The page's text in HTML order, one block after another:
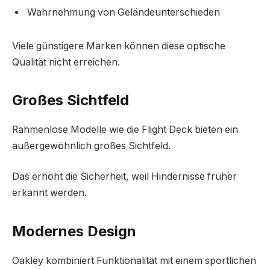
Wahrnehmung von Geländeunterschieden
Viele günstigere Marken können diese optische
Qualität nicht erreichen.
Großes Sichtfeld
Rahmenlose Modelle wie die Flight Deck bieten ein
außergewöhnlich großes Sichtfeld.
Das erhöht die Sicherheit, weil Hindernisse früher
erkannt werden.
Modernes Design
Oakley kombiniert Funktionalität mit einem sportlichen